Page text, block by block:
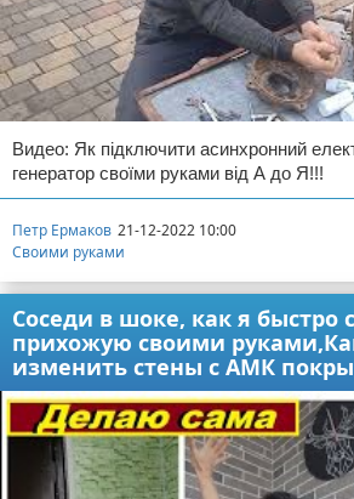
Видео: Як підключити асинхронний
генератор своїми руками від А до Я!!!
Петр Ермаков 21-12-2022 10:00
Своими руками
Соседи в шоке, как я быстро
прихожую своими
изменить стены с АМК